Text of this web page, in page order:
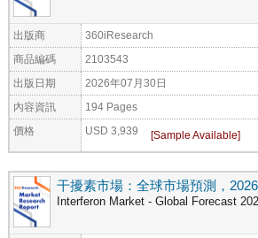
出版商 360iResearch
商品編碼 2103543
出版日期 2026年07月30日
內容資訊 194 Pages
價格 USD 3,939
干擾素市場：全球市場預測，
Interferon Market - Global Forecast